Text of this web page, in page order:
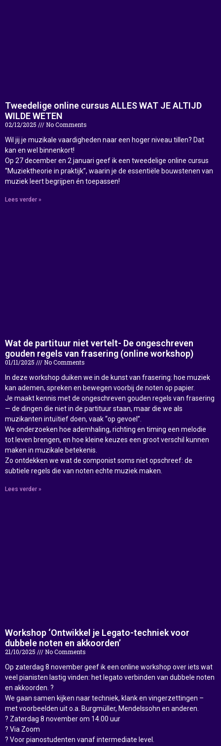
Tweedelige online cursus ALLES WAT JE ALTIJD
WILDE WETEN
02/12/2025
No Comments
Wil jij je muzikale vaardigheden naar een hoger niveau tillen? Dat
kan en wel binnenkort!
Op 27 december en 2 januari geef ik een tweedelige online cursus
“Muziektheorie in praktijk”, waarin je de essentiële bouwstenen van
muziek leert begrijpen én toepassen!
Lees verder »
Wat de partituur niet vertelt- De ongeschreven
gouden regels van frasering (online workshop)
01/11/2025
No Comments
In deze workshop duiken we in de kunst van frasering: hoe muziek
kan ademen, spreken en bewegen voorbij de noten op papier.
Je maakt kennis met de ongeschreven gouden regels van frasering
— de dingen die niet in de partituur staan, maar die we als
muzikanten intuïtief doen, vaak “op gevoel”.
We onderzoeken hoe ademhaling, richting en timing een melodie
tot leven brengen, en hoe kleine keuzes een groot verschil kunnen
maken in muzikale betekenis.
Zo ontdekken we wat de componist soms niet opschreef: de
subtiele regels die van noten echte muziek maken.
Lees verder »
Workshop ‘Ontwikkel je Legato-techniek voor
dubbele noten en akkoorden’
21/10/2025
No Comments
Op zaterdag 8 november geef ik een online workshop over iets wat
veel pianisten lastig vinden: het legato verbinden van dubbele noten
en akkoorden. ?
We gaan samen kijken naar techniek, klank en vingerzettingen –
met voorbeelden uit o.a. Burgmüller, Mendelssohn en anderen.
? Zaterdag 8 november om 14.00 uur
? Via Zoom
? Voor pianostudenten vanaf intermediate level.